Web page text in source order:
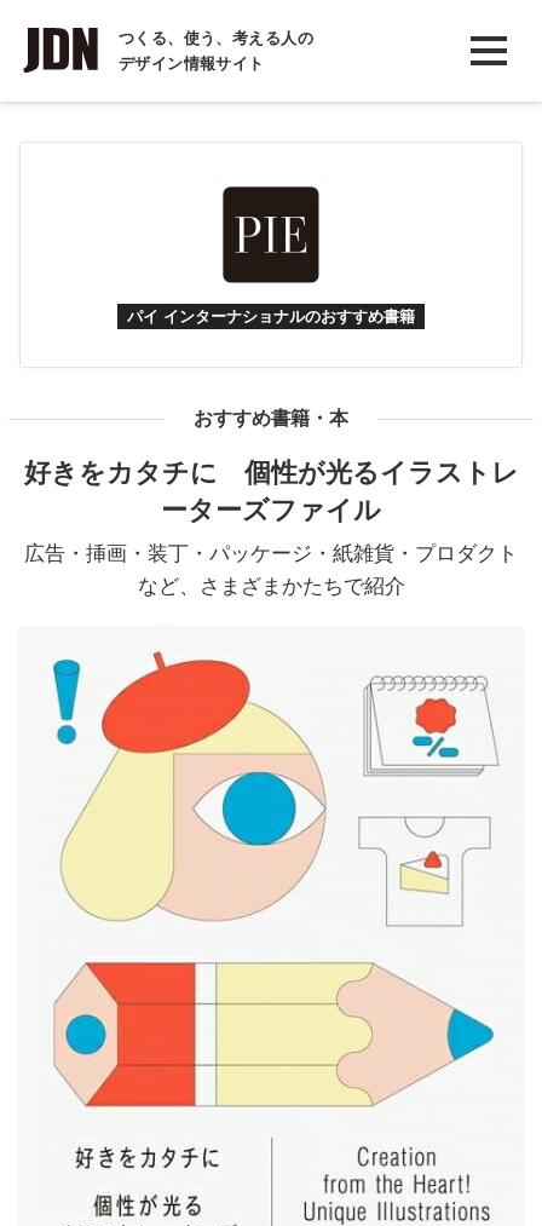
つくる、使う、考える人の
デザイン情報サイト
INTERVIEW
インタビュー
REPORT
パイ インターナショナルのおすすめ書籍
おすすめ書籍・本
好きをカタチに 個性が光るイラストレ
ーターズファイル
広告・挿画・装丁・パッケージ・紙雑貨・プロダクト
など、さまざまかたちで紹介